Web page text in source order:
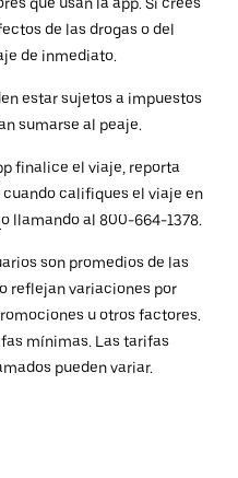
de las drogas o del
de inmediato.
estar sujetos a impuestos
sumarse al peaje.
finalice el viaje, reporta
califiques el viaje en
o llamando al 800-664-1378.
son promedios de las
reflejan variaciones por
u otros factores.
mínimas. Las tarifas
pueden variar.